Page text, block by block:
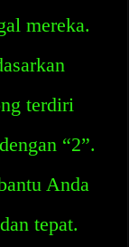
mereka.
terdiri
“2”.
Anda
tepat.